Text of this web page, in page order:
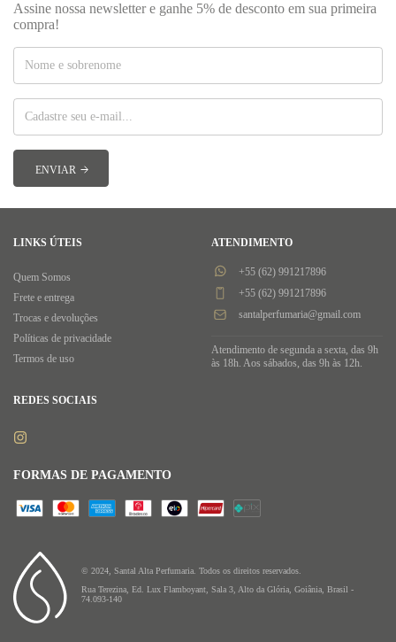
Assine nossa newsletter e ganhe 5% de desconto em sua primeira
compra!
© 2024, Santal Alta Perfumaria. Todos os direitos reservados.
Rua Terezina, Ed. Lux Flamboyant, Sala 3, Alto da Glória, Goiânia, Brasil -
74.093-140
LINKS ÚTEIS
Quem Somos
Frete e entrega
Trocas e devoluções
Políticas de privacidade
Termos de uso
ATENDIMENTO
+55 (62) 991217896
+55 (62) 991217896
santalperfumaria@gmail.com
Atendimento de segunda a sexta, das 9h
às 18h. Aos sábados, das 9h às 12h.
REDES SOCIAIS
FORMAS DE PAGAMENTO